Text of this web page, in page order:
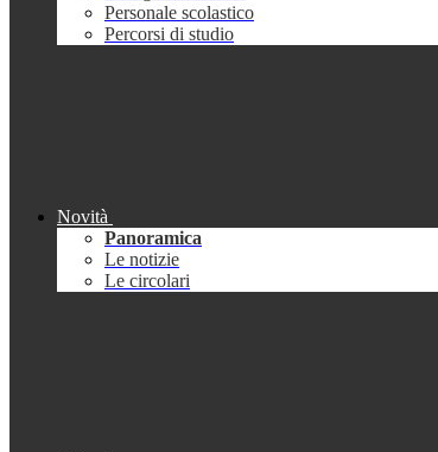
Personale scolastico
Percorsi di studio
Novità
Panoramica
Le notizie
Le circolari